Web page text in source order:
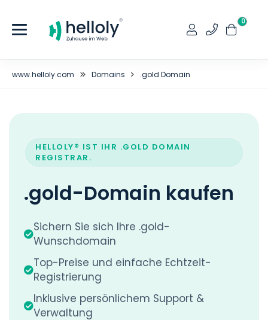
0
www.helloly.com Domains .gold Domain
HELLOLY® IST IHR .GOLD DOMAIN
REGISTRAR.
.gold-Domain kaufen
Sichern Sie sich Ihre .gold-
Wunschdomain
Top-Preise und einfache Echtzeit-
Registrierung
Inklusive persönlichem Support &
Verwaltung